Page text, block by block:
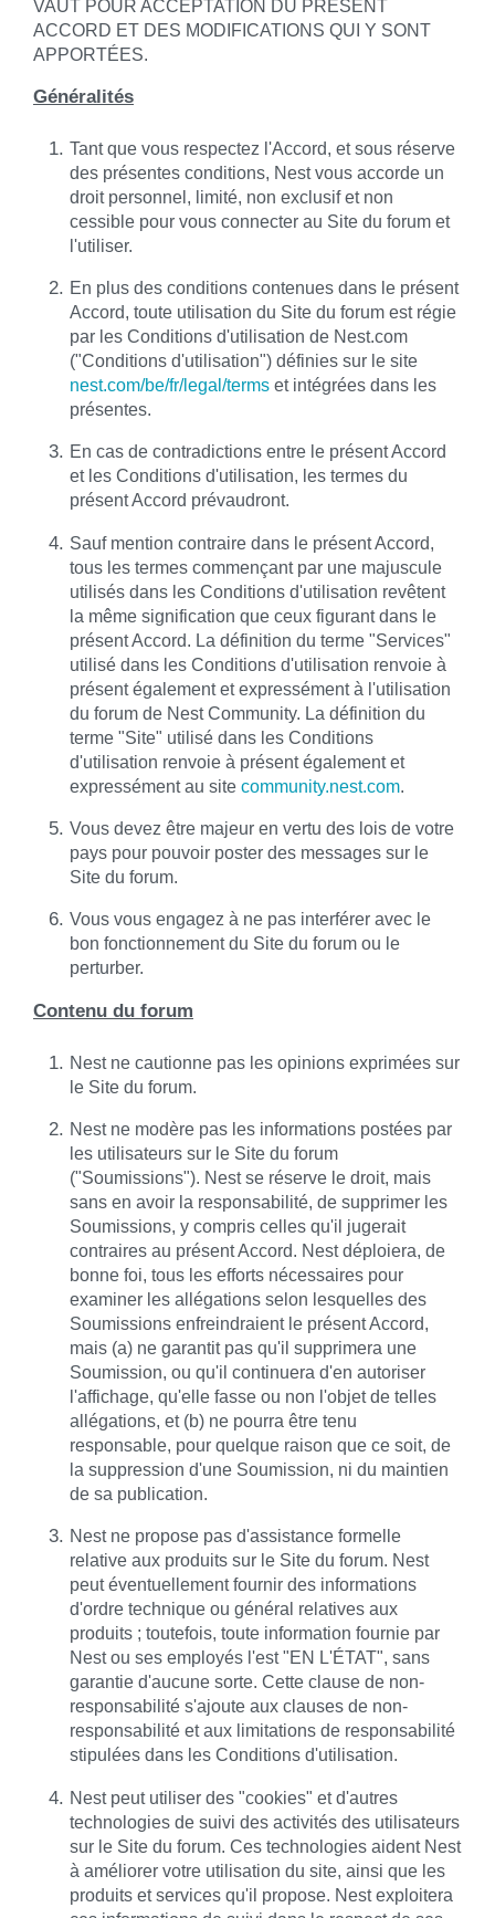
VAUT POUR ACCEPTATION DU PRÉSENT
ACCORD ET DES MODIFICATIONS QUI Y SONT
APPORTÉES.
Généralités
Tant que vous respectez l'Accord, et sous réserve
des présentes conditions, Nest vous accorde un
droit personnel, limité, non exclusif et non
cessible pour vous connecter au Site du forum et
l'utiliser.
En plus des conditions contenues dans le présent
Accord, toute utilisation du Site du forum est régie
par les Conditions d'utilisation de Nest.com
("Conditions d'utilisation") définies sur le site
nest.com/be/fr/legal/terms et intégrées dans les
présentes.
En cas de contradictions entre le présent Accord
et les Conditions d'utilisation, les termes du
présent Accord prévaudront.
Sauf mention contraire dans le présent Accord,
tous les termes commençant par une majuscule
utilisés dans les Conditions d'utilisation revêtent
la même signification que ceux figurant dans le
présent Accord. La définition du terme "Services"
utilisé dans les Conditions d'utilisation renvoie à
présent également et expressément à l'utilisation
du forum de Nest Community. La définition du
terme "Site" utilisé dans les Conditions
d'utilisation renvoie à présent également et
expressément au site community.nest.com.
Vous devez être majeur en vertu des lois de votre
pays pour pouvoir poster des messages sur le
Site du forum.
Vous vous engagez à ne pas interférer avec le
bon fonctionnement du Site du forum ou le
perturber.
Contenu du forum
Nest ne cautionne pas les opinions exprimées sur
le Site du forum.
Nest ne modère pas les informations postées par
les utilisateurs sur le Site du forum
("Soumissions"). Nest se réserve le droit, mais
sans en avoir la responsabilité, de supprimer les
Soumissions, y compris celles qu'il jugerait
contraires au présent Accord. Nest déploiera, de
bonne foi, tous les efforts nécessaires pour
examiner les allégations selon lesquelles des
Soumissions enfreindraient le présent Accord,
mais (a) ne garantit pas qu'il supprimera une
Soumission, ou qu'il continuera d'en autoriser
l'affichage, qu'elle fasse ou non l'objet de telles
allégations, et (b) ne pourra être tenu
responsable, pour quelque raison que ce soit, de
la suppression d'une Soumission, ni du maintien
de sa publication.
Nest ne propose pas d'assistance formelle
relative aux produits sur le Site du forum. Nest
peut éventuellement fournir des informations
d'ordre technique ou général relatives aux
produits ; toutefois, toute information fournie par
Nest ou ses employés l'est "EN L'ÉTAT", sans
garantie d'aucune sorte. Cette clause de non-
responsabilité s'ajoute aux clauses de non-
responsabilité et aux limitations de responsabilité
stipulées dans les Conditions d'utilisation.
Nest peut utiliser des "cookies" et d'autres
technologies de suivi des activités des utilisateurs
sur le Site du forum. Ces technologies aident Nest
à améliorer votre utilisation du site, ainsi que les
produits et services qu'il propose. Nest exploitera